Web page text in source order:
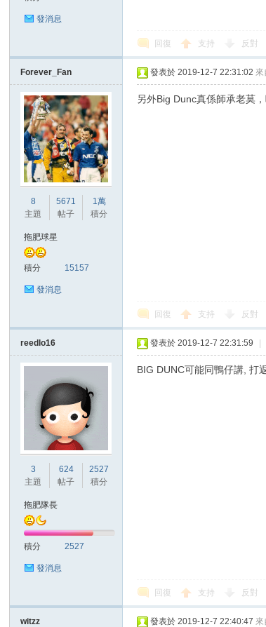
區
發消息
回復 支持 反對
Forever_Fan
8
主題
5671
帖子
1萬
積分
拖肥球星
積分 15157
發消息
發表於 2019-12-7 22:31:02 來
另外Big Dunc真係師承老莫
回復 支持 反對
reedlo16
3
主題
624
帖子
2527
積分
拖肥隊長
積分 2527
發消息
發表於 2019-12-7 22:31:59
BIG DUNC可能同鴨仔講, 打
回復 支持 反對
witzz 發表於 2019-12-7 22:40:47 來